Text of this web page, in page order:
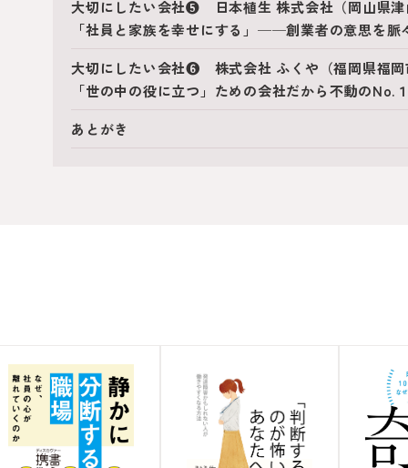
大切にしたい会社❺ 日本植生 株式会社（岡山県津
「社員と家族を幸せにする」──創業者の意思を脈
大切にしたい会社❻ 株式会社 ふくや（福岡県福岡
「世の中の役に立つ」ための会社だから不動のNo.
あとがき